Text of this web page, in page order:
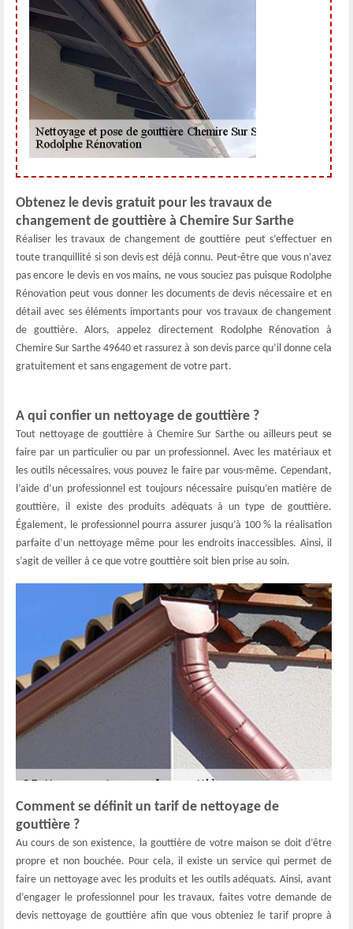
Obtenez le devis gratuit pour les travaux de
changement de gouttière à Chemire Sur Sarthe
Réaliser les travaux de changement de gouttière peut s’effectuer en
toute tranquillité si son devis est déjà connu. Peut-être que vous n’avez
pas encore le devis en vos mains, ne vous souciez pas puisque Rodolphe
Rénovation peut vous donner les documents de devis nécessaire et en
détail avec ses éléments importants pour vos travaux de changement
de gouttière. Alors, appelez directement Rodolphe Rénovation à
Chemire Sur Sarthe 49640 et rassurez à son devis parce qu’il donne cela
gratuitement et sans engagement de votre part.
A qui confier un nettoyage de gouttière ?
Tout nettoyage de gouttière à Chemire Sur Sarthe ou ailleurs peut se
faire par un particulier ou par un professionnel. Avec les matériaux et
les outils nécessaires, vous pouvez le faire par vous-même. Cependant,
l’aide d’un professionnel est toujours nécessaire puisqu’en matière de
gouttière, il existe des produits adéquats à un type de gouttière.
Également, le professionnel pourra assurer jusqu’à 100 % la réalisation
parfaite d’un nettoyage même pour les endroits inaccessibles. Ainsi, il
s’agit de veiller à ce que votre gouttière soit bien prise au soin.
Comment se définit un tarif de nettoyage de
gouttière ?
Au cours de son existence, la gouttière de votre maison se doit d’être
propre et non bouchée. Pour cela, il existe un service qui permet de
faire un nettoyage avec les produits et les outils adéquats. Ainsi, avant
d’engager le professionnel pour les travaux, faites votre demande de
devis nettoyage de gouttière afin que vous obteniez le tarif propre à